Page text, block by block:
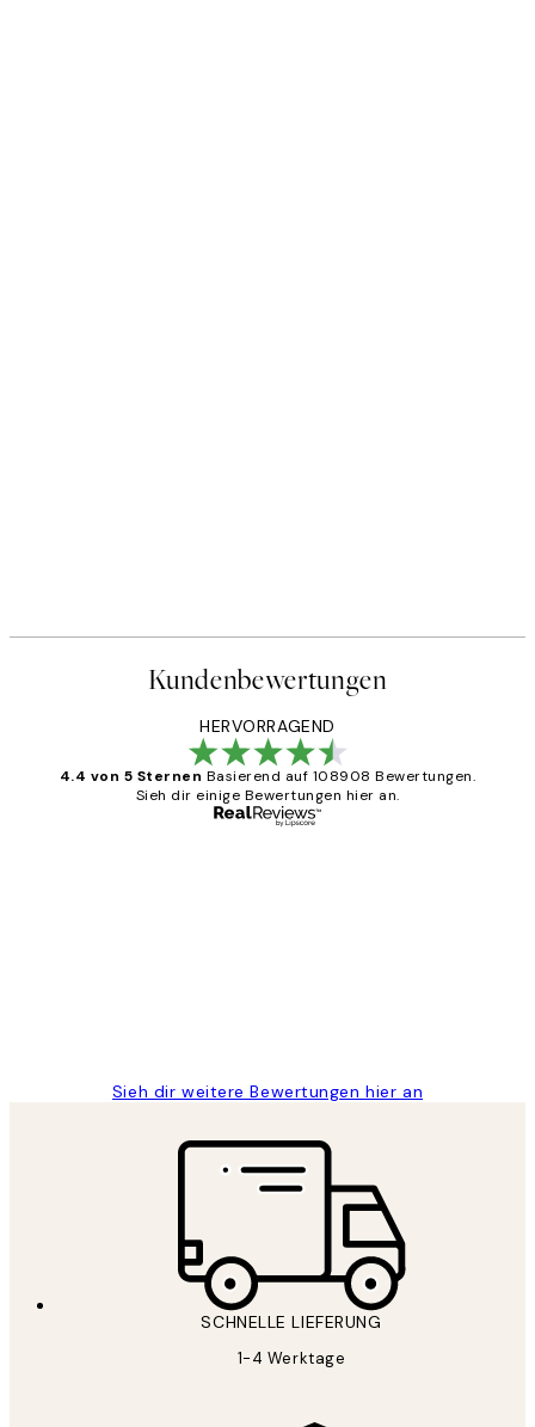
Kundenbewertungen
HERVORRAGEND
4.4 von 5 Sternen Basierend auf 108908 Bewertungen.
Sieh dir einige Bewertungen hier an.
Sieh dir weitere Bewertungen hier an
SCHNELLE LIEFERUNG
1-4 Werktage